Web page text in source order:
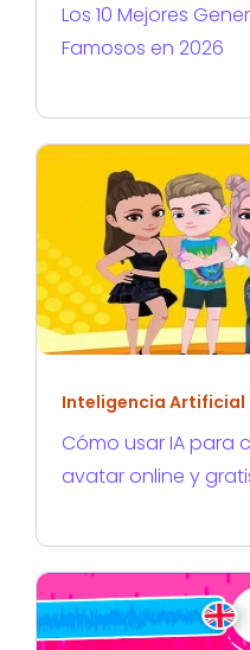
Los 10 Mejores
Famosos en 2026
Inteligencia Artificial
Cómo usar IA para
avatar online y